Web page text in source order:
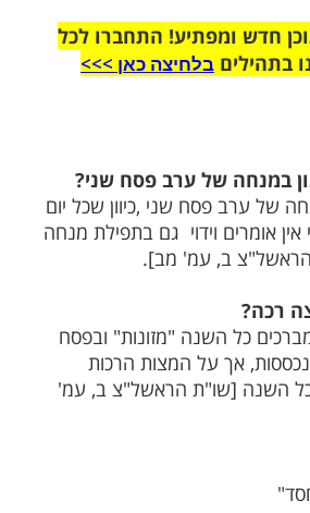
ומפתיע! התחברו לכל
בלחיצה כאן >>>​
של ערב פסח שני?
פסח שני ,כיוון שכל יום
ב, עמ' מב].